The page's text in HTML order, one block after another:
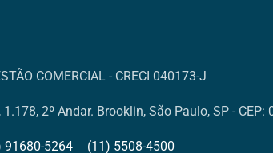
COMERCIAL - CRECI 040173-J
2º Andar. Brooklin, São Paulo, SP - CEP:
5264 (11) 5508-4500